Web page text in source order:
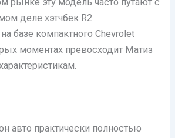
деле хэтчбек R2
базе компактного Chevrolet
моментах превосходит Матиз
авто практически полностью